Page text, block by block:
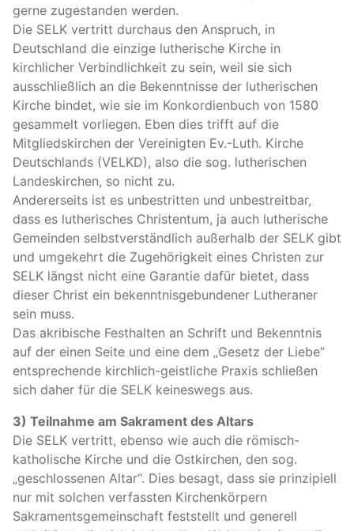
gerne zugestanden werden.
Die SELK vertritt durchaus den Anspruch, in
Deutschland die einzige lutherische Kirche in
kirchlicher Verbindlichkeit zu sein, weil sie sich
ausschließlich an die Bekenntnisse der lutherischen
Kirche bindet, wie sie im Konkordienbuch von 1580
gesammelt vorliegen. Eben dies trifft auf die
Mitgliedskirchen der Vereinigten Ev.-Luth. Kirche
Deutschlands (VELKD), also die sog. lutherischen
Landeskirchen, so nicht zu.
Andererseits ist es unbestritten und unbestreitbar,
dass es lutherisches Christentum, ja auch lutherische
Gemeinden selbstverständlich außerhalb der SELK gibt
und umgekehrt die Zugehörigkeit eines Christen zur
SELK längst nicht eine Garantie dafür bietet, dass
dieser Christ ein bekenntnisgebundener Lutheraner
sein muss.
Das akribische Festhalten an Schrift und Bekenntnis
auf der einen Seite und eine dem „Gesetz der Liebe“
entsprechende kirchlich-geistliche Praxis schließen
sich daher für die SELK keineswegs aus.
3) Teilnahme am Sakrament des Altars
Die SELK vertritt, ebenso wie auch die römisch-
katholische Kirche und die Ostkirchen, den sog.
„geschlossenen Altar“. Dies besagt, dass sie prinzipiell
nur mit solchen verfassten Kirchenkörpern
Sakramentsgemeinschaft feststellt und generell